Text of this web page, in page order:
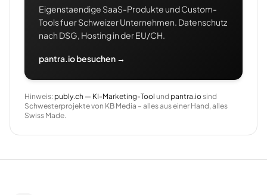
Eigenstaendige SaaS-Produkte und Custom-
Tools fuer Schweizer Unternehmen. Datenschutz
nach DSG, Hosting in der EU/CH.
pantra.io besuchen →
Hinweis: publy.ch — KI-Marketing-Tool und pantra.iosind
Schwesterprojekte von KB Media – alles aus einer Hand, alles
Swiss Made.